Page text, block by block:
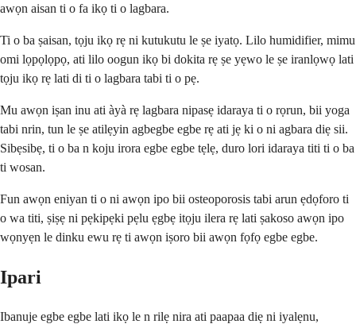
awọn aisan ti o fa ikọ ti o lagbara.
Ti o ba ṣaisan, tọju ikọ rẹ ni kutukutu le ṣe iyatọ. Lilo humidifier, mimu
omi lọpọlọpọ, ati lilo oogun ikọ bi dokita rẹ ṣe yẹwo le ṣe iranlọwọ lati
tọju ikọ rẹ lati di ti o lagbara tabi ti o pẹ.
Mu awọn iṣan inu ati àyà rẹ lagbara nipasẹ idaraya ti o rọrun, bii yoga
tabi nrin, tun le ṣe atilẹyin agbegbe egbe rẹ ati jẹ ki o ni agbara diẹ sii.
Sibẹsibẹ, ti o ba n koju irora egbe egbe tẹlẹ, duro lori idaraya titi ti o ba
ti wosan.
Fun awọn eniyan ti o ni awọn ipo bii osteoporosis tabi arun ẹdọforo ti
o wa titi, ṣiṣẹ ni pẹkipẹki pẹlu ẹgbẹ itọju ilera rẹ lati ṣakoso awọn ipo
wọnyẹn le dinku ewu rẹ ti awọn iṣoro bii awọn fọfọ egbe egbe.
Ipari
Ibanuje egbe egbe lati ikọ le n rilẹ nira ati paapaa diẹ ni iyalẹnu,